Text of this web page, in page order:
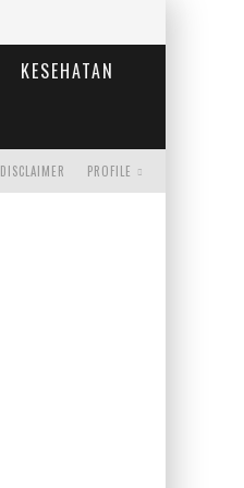
KESEHATAN
PROFILE
DISCLAIMER